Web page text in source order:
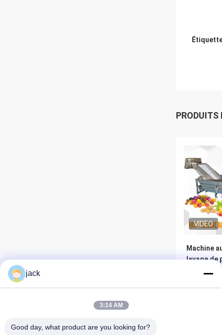
PRODUITS
VIDEO
Machine
lavage de
jack
3:14 AM
Good day, what product are you looking for?